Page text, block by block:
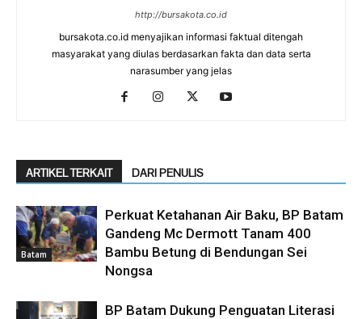
http://bursakota.co.id
bursakota.co.id menyajikan informasi faktual ditengah
masyarakat yang diulas berdasarkan fakta dan data serta
narasumber yang jelas
ARTIKEL TERKAIT DARI PENULIS
Batam
Perkuat Ketahanan Air Baku, BP Batam
Gandeng Mc Dermott Tanam 400
Bambu Betung di Bendungan Sei
Nongsa
BP Batam Dukung Penguatan Literasi